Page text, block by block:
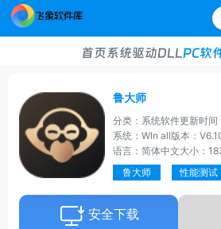
首页系统驱动DLLPC软
鲁大师
分类：系统软件更新时
系统：WIn all版本：
语言：简体中文大小：
鲁大师
性能测试
安全下载